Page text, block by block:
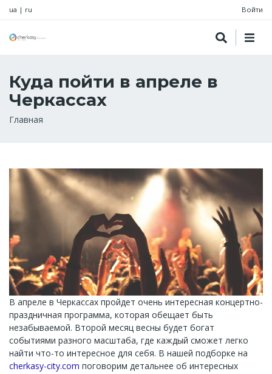
ua | ru Войти
Куда пойти в апреле в
Черкассах
Строка
Главная
В апреле в Черкассах пройдет очень интересная концертно-
праздничная программа, которая обещает быть
незабываемой. Второй месяц весны будет богат
событиями разного масштаба, где каждый сможет легко
найти что-то интересное для себя. В нашей подборке на
cherkasy-city.com поговорим детальнее об интересных